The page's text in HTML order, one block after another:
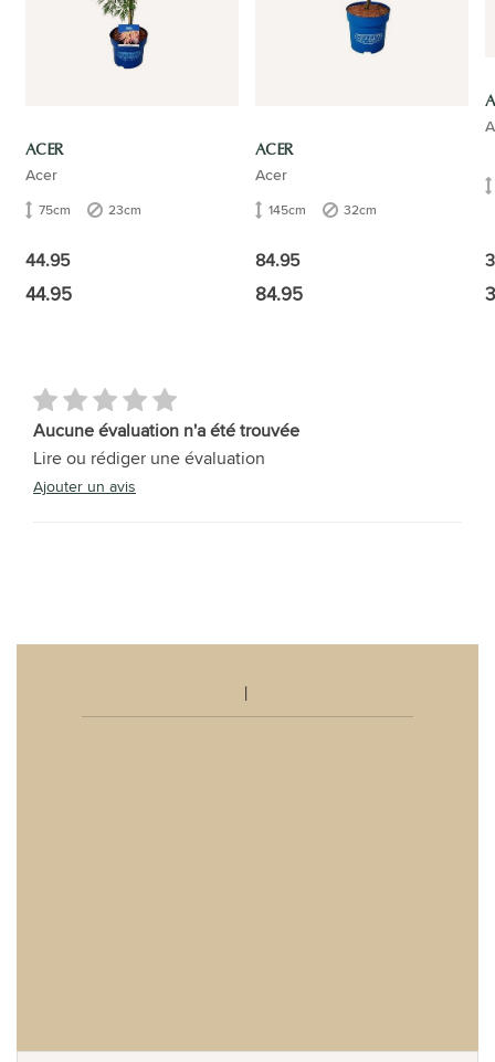
ACER
Acer
75cm 23cm
44.95
44.95
ACER
Acer
145cm 32cm
84.95
84.95
Aucune évaluation n'a été trouvée
Lire ou rédiger une évaluation
Ajouter un avis